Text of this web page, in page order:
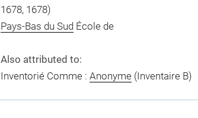
1678, 1678)
Pays-Bas du Sud École de
Also attributed to:
Inventorié Comme : Anonyme(Inventaire B)